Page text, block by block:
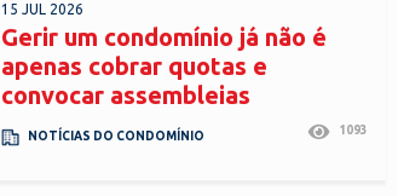
15 JUL 2026
Gerir um condomínio já não é
apenas cobrar quotas e
convocar assembleias
NOTÍCIAS DO CONDOMÍNIO 1093